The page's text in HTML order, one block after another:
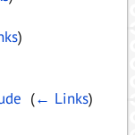
)
(← Links)